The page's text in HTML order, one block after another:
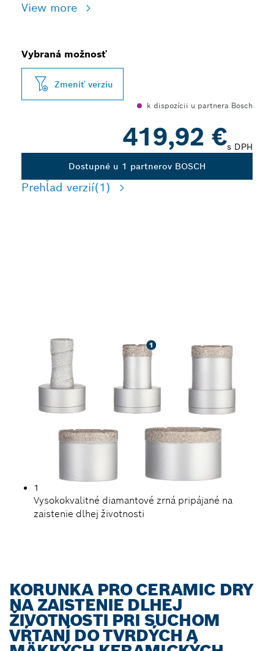
View more
Vybraná možnosť
Zmeniť verziu
k dispozícii u partnera Bosch
419,92 €s DPH
Dostupné u 1 partnerov BOSCH
Prehľad verzií(1)
1
Vysokokvalitné diamantové zrná pripájané na
zaistenie dlhej životnosti
KORUNKA PRO CERAMIC DRY
NA ZAISTENIE DLHEJ
ŽIVOTNOSTI PRI SUCHOM
VŔTANÍ DO TVRDÝCH A